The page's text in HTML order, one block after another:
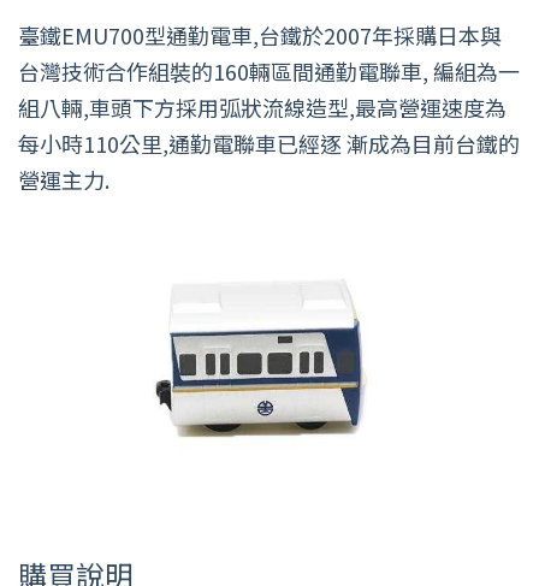
臺鐵EMU700型通勤電車,台鐵於2007年採購日本與
台灣技術合作組裝的160輛區間通勤電聯車, 編組為一
組八輛,車頭下方採用弧狀流線造型,最高營運速度為
每小時110公里,通勤電聯車已經逐 漸成為目前台鐵的
營運主力.
購買說明